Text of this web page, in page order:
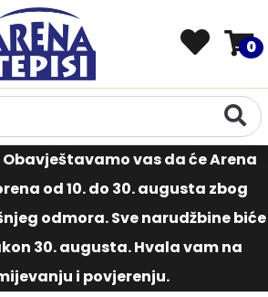
0
vas da će Arena
od 10. do 30. augusta zbog
odmora. Sve narudžbine biće
30. augusta. Hvala vam na
i povjerenju.